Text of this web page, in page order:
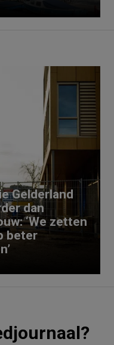
Gelderland
dan
‘We zetten
beter